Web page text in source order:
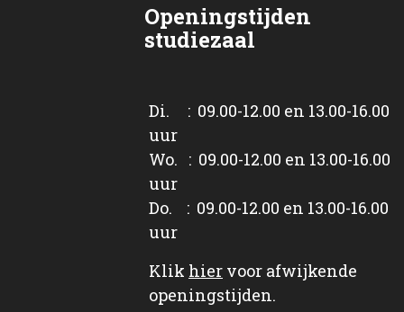
Openingstijden
studiezaal
Di. : 09.00-12.00 en 13.00-16.00
uur
Wo. : 09.00-12.00 en 13.00-16.00
uur
Do. : 09.00-12.00 en 13.00-16.00
uur
Klik hier voor afwijkende
openingstijden.